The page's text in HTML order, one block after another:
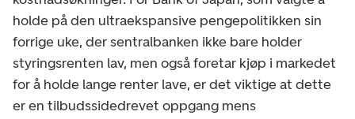
holde på den ultraekspansive pengepolitikken sin
forrige uke, der sentralbanken ikke bare holder
styringsrenten lav, men også foretar kjøp i markedet
for å holde lange renter lave, er det viktige at dette
er en tilbudssidedrevet oppgang mens